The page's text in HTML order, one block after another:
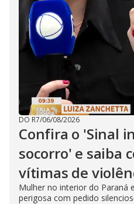
DO R7/06/08/2026
Confira o 'Sinal
socorro' e saiba
vítimas de
Mulher no interior do Paraná
perigosa com pedido